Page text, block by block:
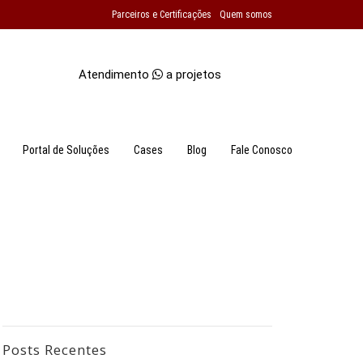
Parceiros e Certificações Quem somos
Atendimento a projetos
Portal de Soluções Cases Blog Fale Conosco
Posts Recentes